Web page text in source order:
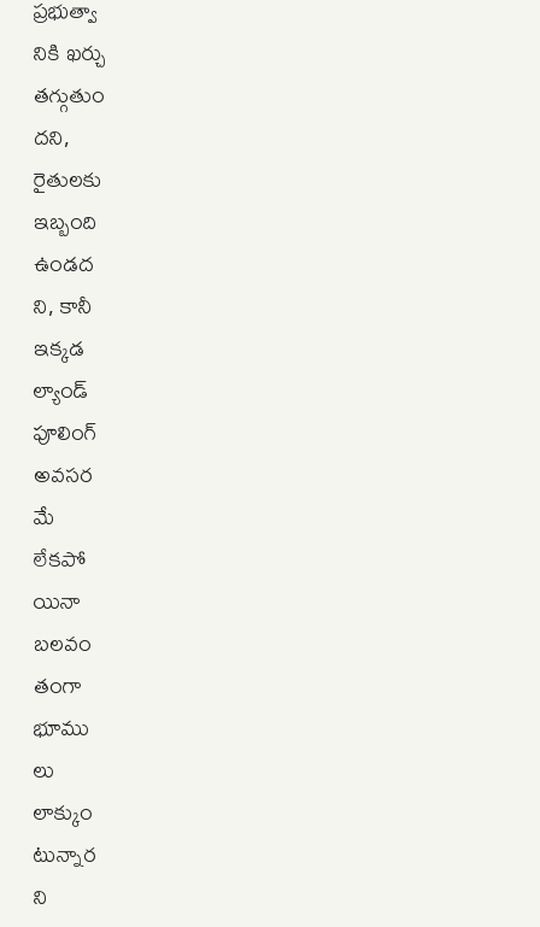
ప్రభుత్వా
నికి ఖర్చు
తగ్గుతుం
దని,
రైతులకు
ఇబ్బంది
ఉండద
ని, కానీ
ఇక్కడ
ల్యాండ్‌
పూలింగ్
అవసర
మే
లేకపో
యినా
బలవం
తంగా
భూము
లు
లాక్కుం
టున్నార
ని